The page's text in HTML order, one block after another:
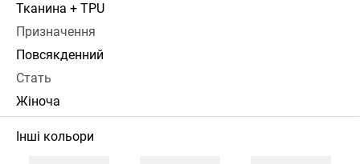
Тканина + TPU
Призначення
Повсякденний
Стать
Жіноча
Інші кольори